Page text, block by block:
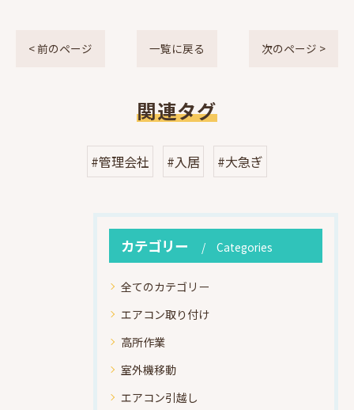
< 前のページ 一覧に戻る 次のページ >
関連タグ
#管理会社 #入居 #大急ぎ
カテゴリー Categories
全てのカテゴリー
エアコン取り付け
高所作業
室外機移動
エアコン引越し